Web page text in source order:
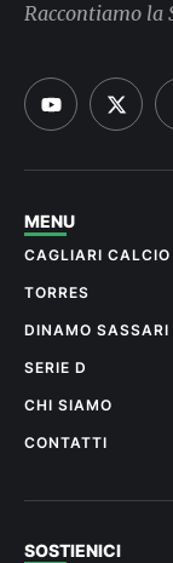
Raccontiamo la
MENU
CAGLIARI CALCIO
TORRES
DINAMO SASSARI
SERIE D
CHI SIAMO
CONTATTI
SOSTIENICI